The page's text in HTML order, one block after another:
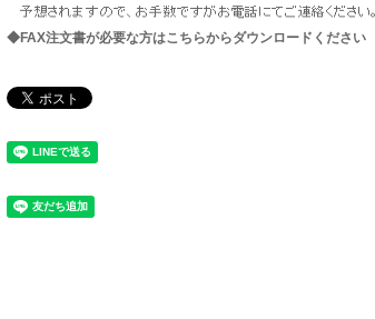
◆FAX注文書が必要な方はこちらからダウンロードください